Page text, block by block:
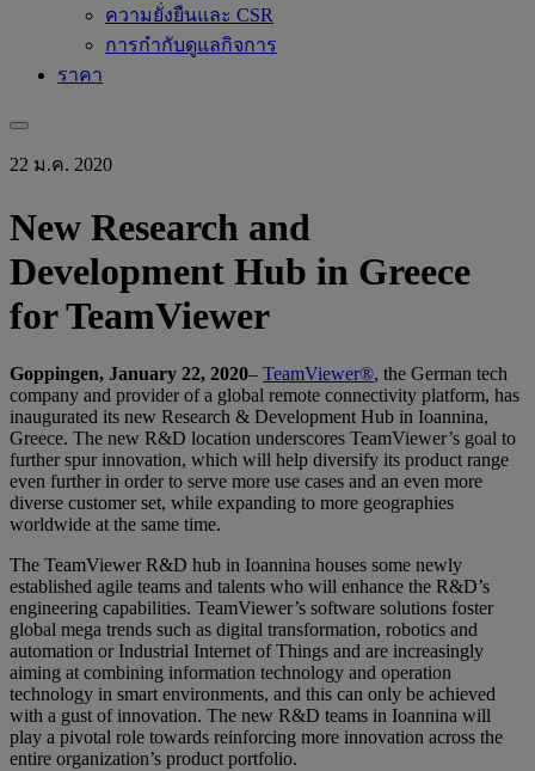
ความยั่งยืนและ CSR
การกำกับดูแลกิจการ
ราคา
22 ม.ค. 2020
New Research and
Development Hub in Greece
for TeamViewer
Goppingen, January 22, 2020– TeamViewer®, the German tech
company and provider of a global remote connectivity platform, has
inaugurated its new Research & Development Hub in Ioannina,
Greece. The new R&D location underscores TeamViewer’s goal to
further spur innovation, which will help diversify its product range
even further in order to serve more use cases and an even more
diverse customer set, while expanding to more geographies
worldwide at the same time.
The TeamViewer R&D hub in Ioannina houses some newly
established agile teams and talents who will enhance the R&D’s
engineering capabilities. TeamViewer’s software solutions foster
global mega trends such as digital transformation, robotics and
automation or Industrial Internet of Things and are increasingly
aiming at combining information technology and operation
technology in smart environments, and this can only be achieved
with a gust of innovation. The new R&D teams in Ioannina will
play a pivotal role towards reinforcing more innovation across the
entire organization’s product portfolio.